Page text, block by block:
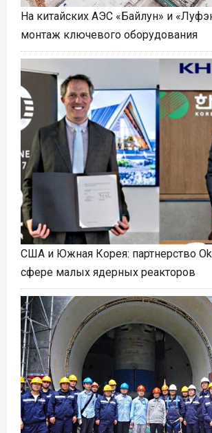
На китайских АЭС «Байлун» и
монтаж ключевого оборудования
США и Южная Корея: партнерство
сфере малых ядерных реакторов